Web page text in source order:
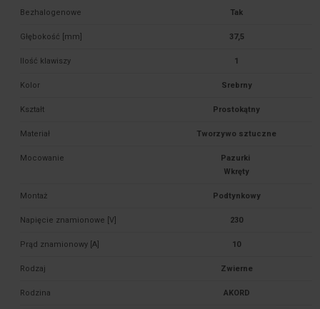
Bezhalogenowe Tak
Głębokość [mm] 37,5
Ilość klawiszy 1
Kolor Srebrny
Kształt Prostokątny
Materiał Tworzywo sztuczne
Mocowanie
Pazurki
Montaż Podtynkowy
Napięcie znamionowe [V] 230
Prąd znamionowy [A] 10
Rodzaj Zwierne
Rodzina AKORD